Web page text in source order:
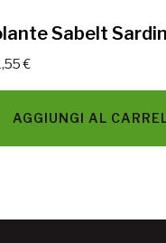
Sabelt
€
AGGIUNGI AL